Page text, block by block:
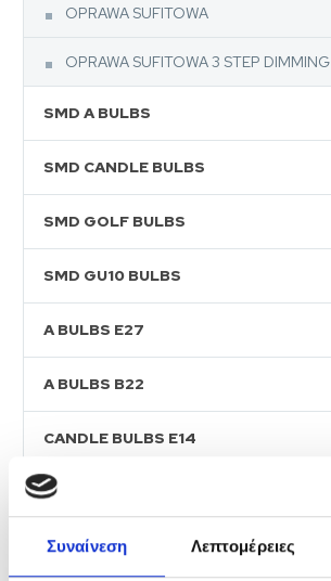
Συναίνεση Λεπτομέρειες
OPRAWA SUFITOWA
OPRAWA SUFITOWA 3 STEP DIMMING
SMD A BULBS
SMD CANDLE BULBS
SMD GOLF BULBS
SMD GU10 BULBS
A BULBS E27
A BULBS B22
CANDLE BULBS E14
CANDLE BULBS E27
GOLF BULBS E14